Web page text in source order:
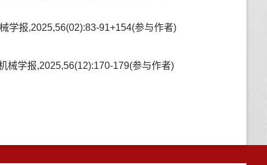
学报,2025,56(02):83-91+154(参与作者)
械学报,2025,56(12):170-179(参与作者)